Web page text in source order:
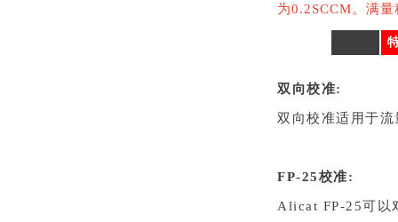
为0.2SCCM。满
双向校准:
双向校准适用于
FP-25校准:
Alicat FP-25可以